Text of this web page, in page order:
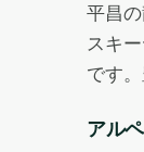
平昌
スキ
です
アル